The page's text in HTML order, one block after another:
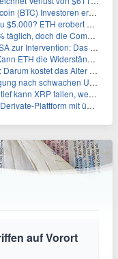
erreicht Höchststand seit Dezember 2024
zurück, während Institutionen weiter akkumulieren
die Community bleibt optimistisch
Das größte Risiko seit 15 Jahren
der gleitenden Durchschnitte überwinden?
Alter deutlich mehr als Sie denken
Fed-Zinserhöhungschancen sinken auf 44%
Unterstützung am Wochenende verloren geht?
mit über 950 Märkten in einem Konto
auf Vorort